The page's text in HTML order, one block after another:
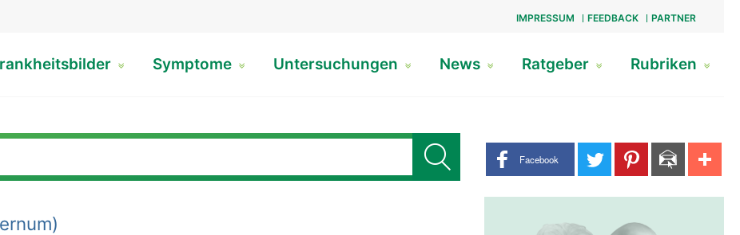
IMPRESSUM FEEDBACK PARTNER
Symptome Untersuchungen News Ratgeber Rubriken
Share buttons
Facebook